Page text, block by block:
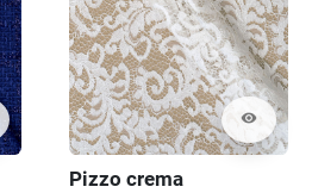
visibility
Pizzo crema